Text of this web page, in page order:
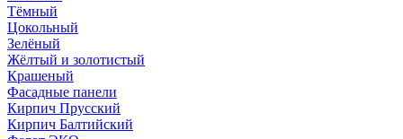
Тёмный
Цокольный
Зелёный
Жёлтый и золотистый
Крашеный
Фасадные панели
Кирпич Прусский
Кирпич Балтийский